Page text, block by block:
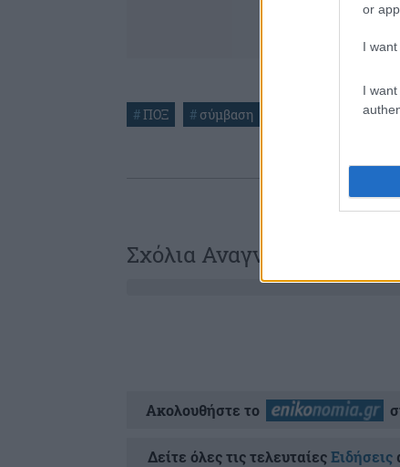
or app.
I
I
#ΠΟΞ # σύμβαση
Σχόλια Αναγνωστών
Ακολουθήστε το
Δείτε όλες τις τελευταίεςΕιδήσεις